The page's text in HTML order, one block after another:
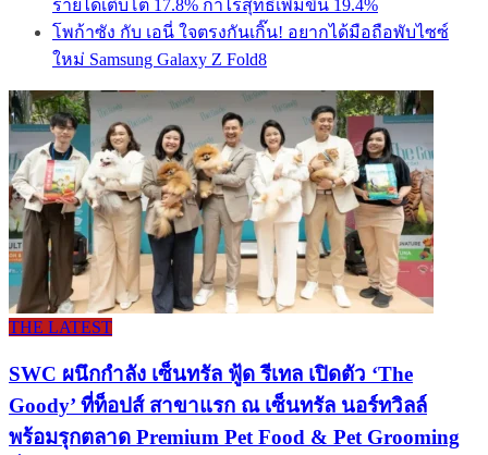
รายได้เติบโต 17.8% กำไรสุทธิเพิ่มขึ้น 19.4%
โพก้าซัง กับ เอนี่ ใจตรงกันเกิ๊น! อยากได้มือถือพับไซซ์
ใหม่ Samsung Galaxy Z Fold8
THE LATEST
SWC ผนึกกำลัง เซ็นทรัล ฟู้ด รีเทล เปิดตัว ‘The
Goody’ ที่ท็อปส์ สาขาแรก ณ เซ็นทรัล นอร์ทวิลล์
พร้อมรุกตลาด Premium Pet Food & Pet Grooming